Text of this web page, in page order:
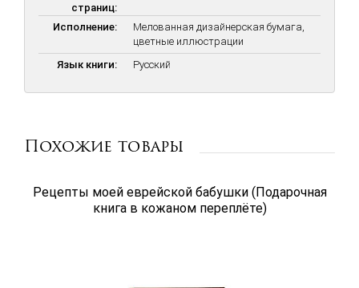
страниц:
Исполнение:
Мелованная дизайнерская бумага,
цветные иллюстрации
Язык книги:
Русский
Похожие товары
Рецепты моей еврейской бабушки (Подарочная
книга в кожаном переплёте)